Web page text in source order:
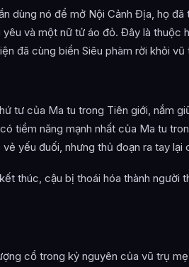
dùng nó để mở Nội Cảnh Địa, họ
yêu và một nữ tử áo đỏ. Đây là thuộc
đã cùng biển Siêu phàm rời khỏi vũ
tư của Ma tu trong Tiên giới, nắm
tiềm năng mạnh nhất của Ma tu
yếu đuối, nhưng thủ đoạn ra tay lại
thúc, cậu bị thoái hóa thành người
cổ trong kỷ nguyên của vũ trụ